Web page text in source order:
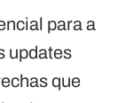
para a
updates
que